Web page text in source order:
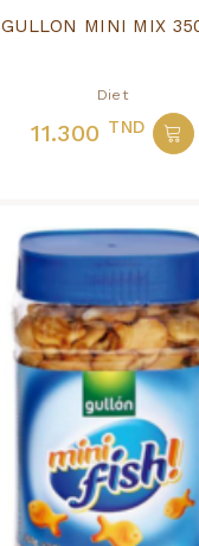
GULLON MINI MIX
Diet
11.300 TND